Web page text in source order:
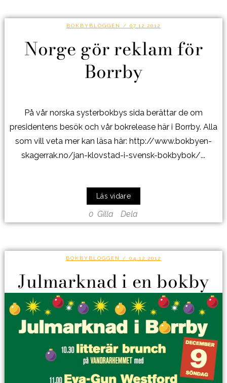
BOKBYBLOGGEN / 07.12.2012
Norge gör reklam för
Borrby
På vår norska systerbokbys sida berättar de om
presidentens besök och vår bokrelease här i Borrby. Alla
som vill veta mer kan läsa här: http://www.bokbyen-
skagerrak.no/jan-klovstad-i-svensk-bokbybok/...
Läs vidare
0 Gilla Dela
BOKBYBLOGGEN / 04.12.2012
Julmarknad i en bokby